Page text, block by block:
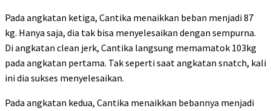
Pada angkatan ketiga, Cantika menaikkan beban menjadi 87
kg. Hanya saja, dia tak bisa menyelesaikan dengan sempurna.
Di angkatan clean jerk, Cantika langsung memamatok 103kg
pada angkatan pertama. Tak seperti saat angkatan snatch, kali
ini dia sukses menyelesaikan.
Pada angkatan kedua, Cantika menaikkan bebannya menjadi